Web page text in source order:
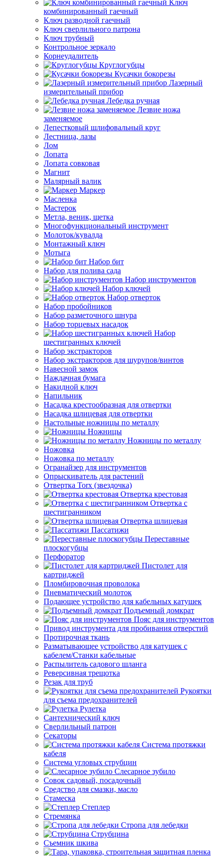
Ключ
комбинированный гаечный
Ключ разводной гаечный
Ключ сверлильного патрона
Ключ трубный
Контрольное зеркало
Корнеудалитель
Круглогубцы
Кусачки бокорезы
Лазерный
измерительный прибор
Лебедка ручная
Лезвие ножа
заменяемое
Лепестковый шлифовальный круг
Лестница, лазы
Лом
Лопата
Лопата совковая
Магнит
Малярный валик
Маркер
Масленка
Мастерок
Метла, веник, щетка
Многофункциональный инструмент
Молоток/кувалда
Монтажный ключ
Мотыга
Набор бит
Набор для полива сада
Набор инструментов
Набор ключей
Набор отверток
Набор пробойников
Набор разметочного шнура
Набор торцевых насадок
Набор
шестигранных ключей
Набор экстракторов
Набор экстракторов для шурупов/винтов
Навесной замок
Наждачная бумага
Накидной ключ
Напильник
Насадка крестообразная для отвертки
Насадка шлицевая для отвертки
Настольные ножницы по металлу
Ножницы
Ножницы по металлу
Ножовка
Ножовка по металлу
Огранайзер для инструментов
Опрыскиватель для растений
Отвертка Torx (звездочка)
Отвертка крестовая
Отвертка с
шестигранником
Отвертка шлицевая
Пассатижи
Переставные
плоскогубцы
Перфоратор
Пистолет для
картриджей
Пломбировочная проволока
Пневматический молоток
Подающее устройство для кабельных катушек
Подъемный домкрат
Пояс для инструментов
Привод инструмента для пробивания отверстий
Протирочная ткань
Разматывающее устройство для катушек с
кабелем/Станки кабельные
Распылитель садового шланга
Реверсивная трещотка
Резак для труб
Рукоятки
для съема предохранителей
Рулетка
Сантехнический ключ
Сверлильный патрон
Секаторы
Система протяжки
кабеля
Система угловых струбцин
Слесарное зубило
Совок садовый, посадочный
Средство для смазки, масло
Стамеска
Степлер
Стремянка
Стропа для лебедки
Струбцина
Съемник шкива